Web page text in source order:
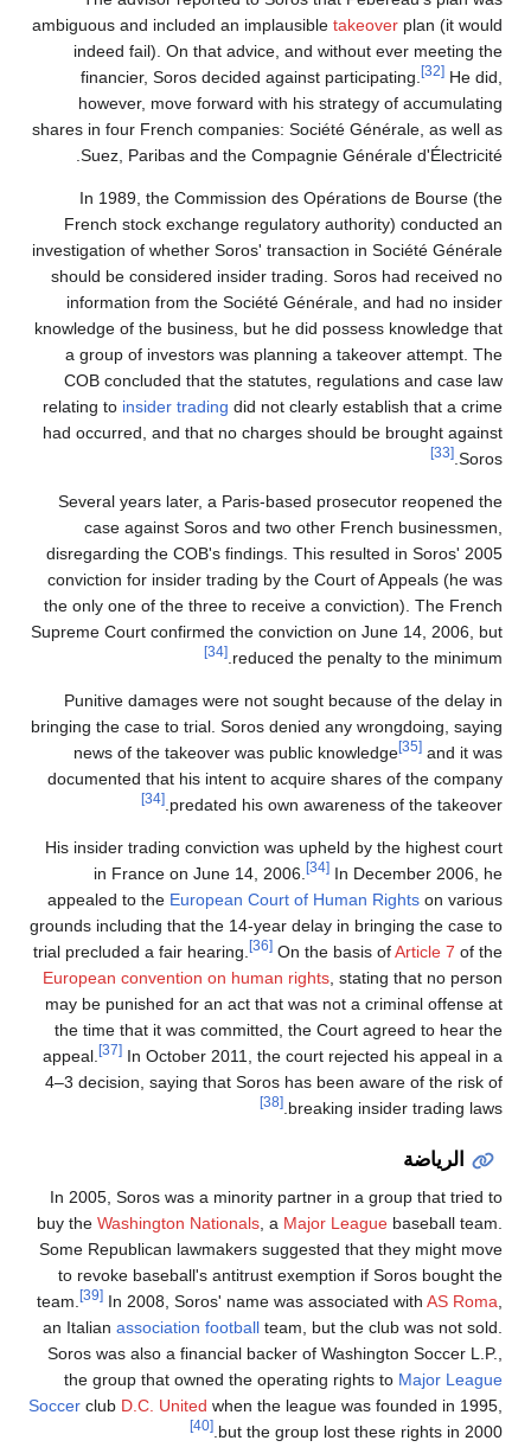
ambiguous and included an implausible takeover plan (it would
indeed fail). On that advice, and without ever meeting the
financier, Soros decided against participating.
[32] He did,
however, move forward with his strategy of accumulating
shares in four French companies: Société Générale, as well as
Suez, Paribas and the Compagnie Générale d'Électricité.
In 1989, the Commission des Opérations de Bourse (the
French stock exchange regulatory authority) conducted an
investigation of whether Soros' transaction in Société Générale
should be considered insider trading. Soros had received no
information from the Société Générale, and had no insider
knowledge of the business, but he did possess knowledge that
a group of investors was planning a takeover attempt. The
COB concluded that the statutes, regulations and case law
relating to insider trading did not clearly establish that a crime
had occurred, and that no charges should be brought against
Soros.
[33]
Several years later, a Paris-based prosecutor reopened the
case against Soros and two other French businessmen,
disregarding the COB's findings. This resulted in Soros' 2005
conviction for insider trading by the Court of Appeals (he was
the only one of the three to receive a conviction). The French
Supreme Court confirmed the conviction on June 14, 2006, but
reduced the penalty to the minimum.
[34]
Punitive damages were not sought because of the delay in
bringing the case to trial. Soros denied any wrongdoing, saying
news of the takeover was public knowledge
[35] and it was
documented that his intent to acquire shares of the company
predated his own awareness of the takeover.
[34]
His insider trading conviction was upheld by the highest court
in France on June 14, 2006.
[34] In December 2006, he
appealed to the European Court of Human Rights on various
grounds including that the 14-year delay in bringing the case to
trial precluded a fair hearing.
[36] On the basis ofArticle 7 of the
European convention on human rights, stating that no person
may be punished for an act that was not a criminal offense at
the time that it was committed, the Court agreed to hear the
appeal.
[37] In October 2011, the court rejected his appeal in a
4–3 decision, saying that Soros has been aware of the risk of
breaking insider trading laws.
[38]
الرياضة
In 2005, Soros was a minority partner in a group that tried to
buy the Washington Nationals , a Major League baseball team.
Some Republican lawmakers suggested that they might move
to revoke baseball's antitrust exemption if Soros bought the
team.
[39] In 2008, Soros' name was associated with AS Roma
an Italian association football team, but the club was not sold.
Soros was also a financial backer of Washington Soccer L.P.,
the group that owned the operating rights to Major League
Soccer club D.C. United when the league was founded in 1995,
but the group lost these rights in 2000.
[40]